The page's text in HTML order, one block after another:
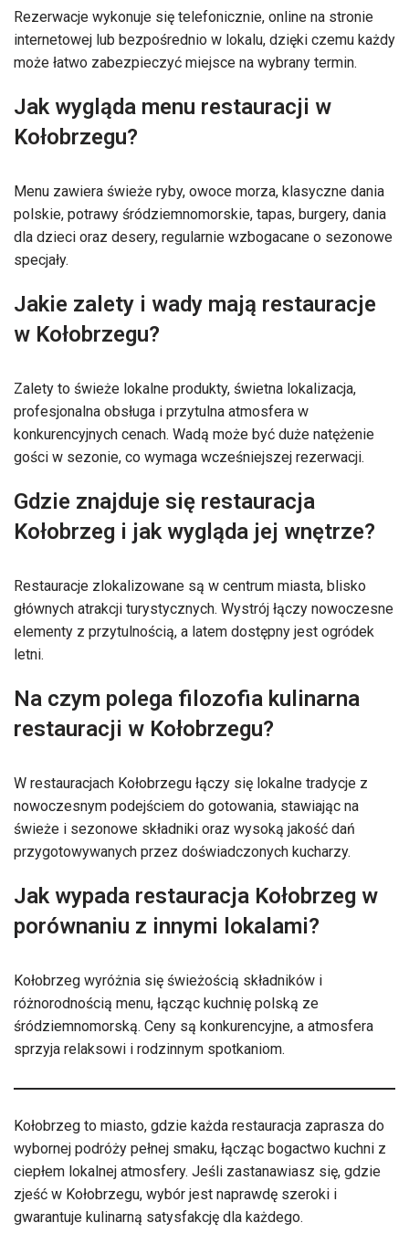
Rezerwacje wykonuje się telefonicznie, online na stronie
internetowej lub bezpośrednio w lokalu, dzięki czemu każdy
może łatwo zabezpieczyć miejsce na wybrany termin.
Jak wygląda menu restauracji w
Kołobrzegu?
Menu zawiera świeże ryby, owoce morza, klasyczne dania
polskie, potrawy śródziemnomorskie, tapas, burgery, dania
dla dzieci oraz desery, regularnie wzbogacane o sezonowe
specjały.
Jakie zalety i wady mają restauracje
w Kołobrzegu?
Zalety to świeże lokalne produkty, świetna lokalizacja,
profesjonalna obsługa i przytulna atmosfera w
konkurencyjnych cenach. Wadą może być duże natężenie
gości w sezonie, co wymaga wcześniejszej rezerwacji.
Gdzie znajduje się restauracja
Kołobrzeg i jak wygląda jej wnętrze?
Restauracje zlokalizowane są w centrum miasta, blisko
głównych atrakcji turystycznych. Wystrój łączy nowoczesne
elementy z przytulnością, a latem dostępny jest ogródek
letni.
Na czym polega filozofia kulinarna
restauracji w Kołobrzegu?
W restauracjach Kołobrzegu łączy się lokalne tradycje z
nowoczesnym podejściem do gotowania, stawiając na
świeże i sezonowe składniki oraz wysoką jakość dań
przygotowywanych przez doświadczonych kucharzy.
Jak wypada restauracja Kołobrzeg w
porównaniu z innymi lokalami?
Kołobrzeg wyróżnia się świeżością składników i
różnorodnością menu, łącząc kuchnię polską ze
śródziemnomorską. Ceny są konkurencyjne, a atmosfera
sprzyja relaksowi i rodzinnym spotkaniom.
Kołobrzeg to miasto, gdzie każda restauracja zaprasza do
wybornej podróży pełnej smaku, łącząc bogactwo kuchni z
ciepłem lokalnej atmosfery. Jeśli zastanawiasz się, gdzie
zjeść w Kołobrzegu, wybór jest naprawdę szeroki i
gwarantuje kulinarną satysfakcję dla każdego.